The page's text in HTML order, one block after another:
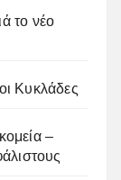
το νέο
Κυκλάδες
–